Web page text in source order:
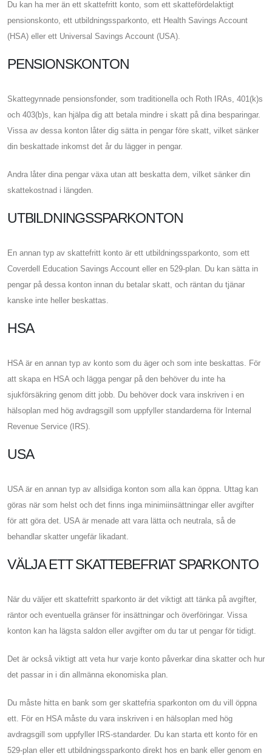
Du kan ha mer än ett skattefritt konto, som ett skattefördelaktigt
pensionskonto, ett utbildningssparkonto, ett Health Savings Account
(HSA) eller ett Universal Savings Account (USA).
PENSIONSKONTON
Skattegynnade pensionsfonder, som traditionella och Roth IRAs, 401(k)s
och 403(b)s, kan hjälpa dig att betala mindre i skatt på dina besparingar.
Vissa av dessa konton låter dig sätta in pengar före skatt, vilket sänker
din beskattade inkomst det år du lägger in pengar.
Andra låter dina pengar växa utan att beskatta dem, vilket sänker din
skattekostnad i längden.
UTBILDNINGSSPARKONTON
En annan typ av skattefritt konto är ett utbildningssparkonto, som ett
Coverdell Education Savings Account eller en 529-plan. Du kan sätta in
pengar på dessa konton innan du betalar skatt, och räntan du tjänar
kanske inte heller beskattas.
HSA
HSA är en annan typ av konto som du äger och som inte beskattas. För
att skapa en HSA och lägga pengar på den behöver du inte ha
sjukförsäkring genom ditt jobb. Du behöver dock vara inskriven i en
hälsoplan med hög avdragsgill som uppfyller standarderna för Internal
Revenue Service (IRS).
USA
USA är en annan typ av allsidiga konton som alla kan öppna. Uttag kan
göras när som helst och det finns inga minimiinsättningar eller avgifter
för att göra det. USA är menade att vara lätta och neutrala, så de
behandlar skatter ungefär likadant.
VÄLJA ETT SKATTEBEFRIAT SPARKONTO
När du väljer ett skattefritt sparkonto är det viktigt att tänka på avgifter,
räntor och eventuella gränser för insättningar och överföringar. Vissa
konton kan ha lägsta saldon eller avgifter om du tar ut pengar för tidigt.
Det är också viktigt att veta hur varje konto påverkar dina skatter och hur
det passar in i din allmänna ekonomiska plan.
Du måste hitta en bank som ger skattefria sparkonton om du vill öppna
ett. För en HSA måste du vara inskriven i en hälsoplan med hög
avdragsgill som uppfyller IRS-standarder. Du kan starta ett konto för en
529-plan eller ett utbildningssparkonto direkt hos en bank eller genom en